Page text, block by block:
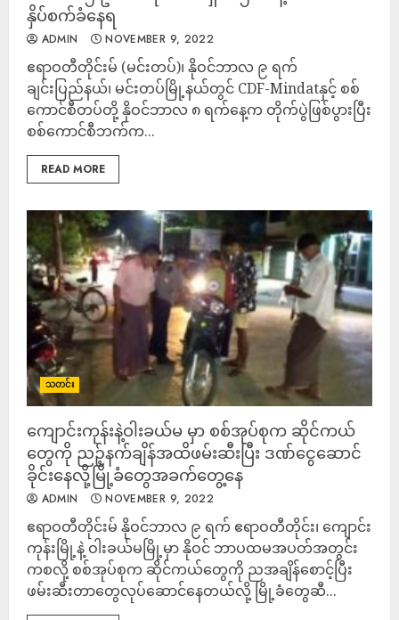
နှိပ်စက်ခံနေရ
ADMIN NOVEMBER 9, 2022
ဧရာဝတီတိုင်းမ် (မင်းတပ်)၊ နိုဝင်ဘာလ ၉ ရက်
ချင်းပြည်နယ်၊ မင်းတပ်မြို့နယ်တွင် CDF-Mindatနှင့် စစ်
ကောင်စီတပ်တို့ နိုဝင်ဘာလ ၈ ရက်နေ့က တိုက်ပွဲဖြစ်ပွားပြီး
စစ်ကောင်စီဘက်က...
READ MORE
သတင်း
ကျောင်းကုန်းနဲ့ဝါးခယ်မ မှာ စစ်အုပ်စုက ဆိုင်ကယ်
တွေကို ညဉ့်နက်ချိန်အထိဖမ်းဆီးပြီး ဒဏ်ငွေဆောင်
ခိုင်းနေလို့မြို့ခံတွေအခက်တွေ့နေ
ADMIN NOVEMBER 9, 2022
ဧရာဝတီတိုင်းမ် နိုဝင်ဘာလ ၉ ရက် ဧရာဝတီတိုင်း၊ ကျောင်း
ကုန်းမြို့နဲ့ ဝါးခယ်မမြို့မှာ နိုဝင် ဘာပထမအပတ်အတွင်း
ကစလို့ စစ်အုပ်စုက ဆိုင်ကယ်တွေကို ညအချိန်စောင့်ပြီး
ဖမ်းဆီးတာတွေလုပ်ဆောင်နေတယ်လို့ မြို့ခံတွေဆီ...